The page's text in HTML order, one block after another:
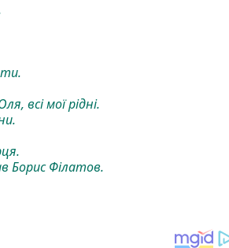
всі мої рідні.
Борис Філатов.